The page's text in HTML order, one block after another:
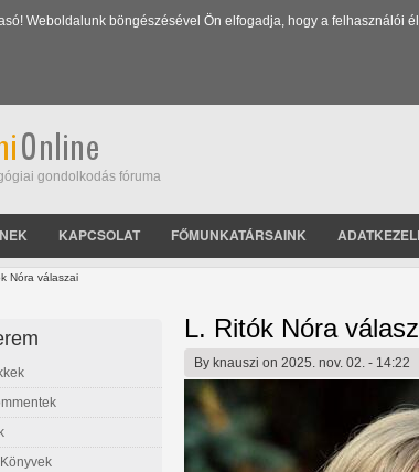
Weboldalunk böngészésével Ön elfogadja, hogy a felhasználói
gondolkodás fóruma
KAPCSOLAT FŐMUNKATÁRSAINK
Nóra válaszai
L. Ritók Nóra
By knauszi on 2025. nov. 02. - 14:22